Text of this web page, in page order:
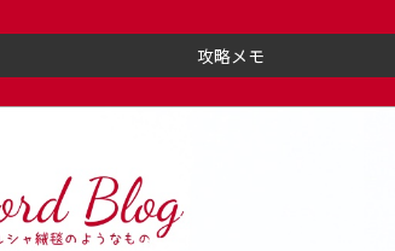
攻略メモ